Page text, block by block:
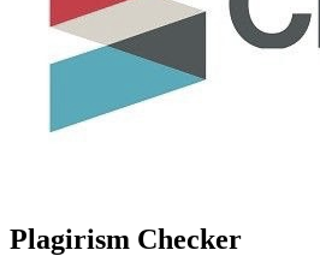
Plagirism Checker